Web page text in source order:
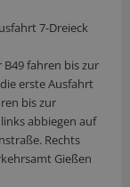
7-Dreieck
fahren bis zur
erste Ausfahrt
bis zur
abbiegen auf
Rechts
Gießen